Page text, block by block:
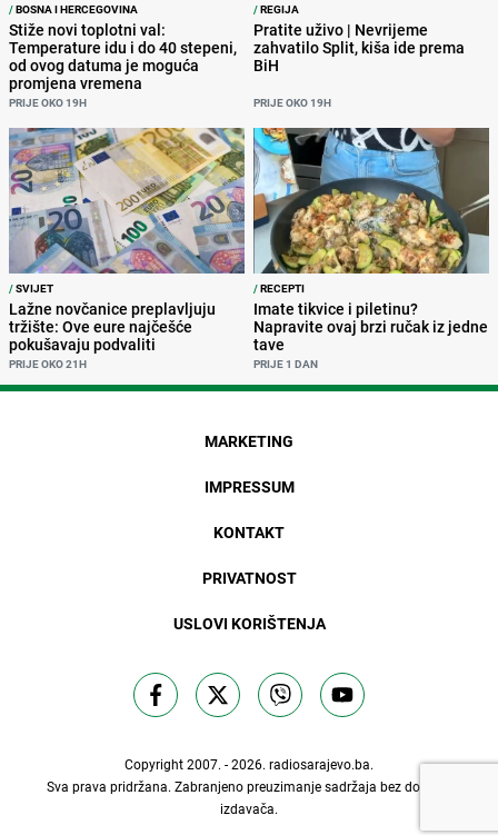
/BOSNA I HERCEGOVINA
Stiže novi toplotni val:
Temperature idu i do 40 stepeni,
od ovog datuma je moguća
promjena vremena
PRIJE OKO 19H
/REGIJA
Pratite uživo | Nevrijeme
zahvatilo Split, kiša ide prema
BiH
PRIJE OKO 19H
/SVIJET
Lažne novčanice preplavljuju
tržište: Ove eure najčešće
pokušavaju podvaliti
PRIJE OKO 21H
/RECEPTI
Imate tikvice i piletinu?
Napravite ovaj brzi ručak iz jedne
tave
PRIJE 1 DAN
MARKETING
IMPRESSUM
KONTAKT
PRIVATNOST
USLOVI KORIŠTENJA
Copyright 2007. - 2026. radiosarajevo.ba.
Sva prava pridržana. Zabranjeno preuzimanje sadržaja bez dozvole
izdavača.